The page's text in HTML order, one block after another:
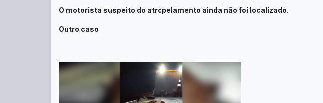
O motorista suspeito do atropelamento ainda não foi localizado.
Outro caso